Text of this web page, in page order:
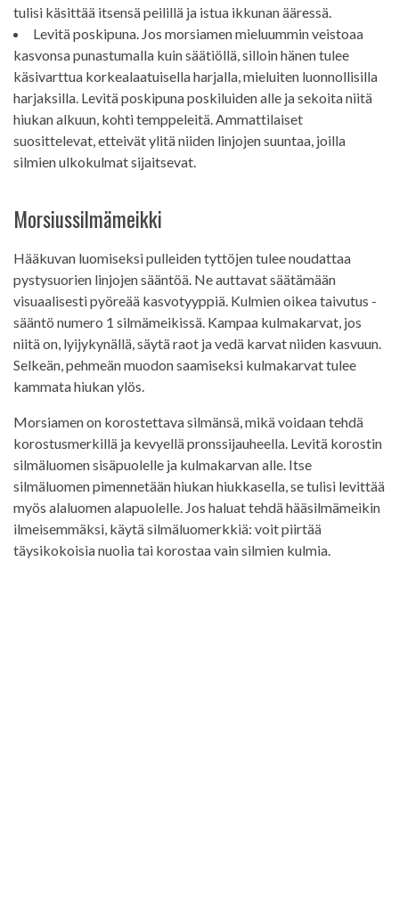
tulisi käsittää itsensä peilillä ja istua ikkunan ääressä.
Levitä poskipuna. Jos morsiamen mieluummin veistoaa
kasvonsa punastumalla kuin säätiöllä, silloin hänen tulee
käsivarttua korkealaatuisella harjalla, mieluiten luonnollisilla
harjaksilla. Levitä poskipuna poskiluiden alle ja sekoita niitä
hiukan alkuun, kohti temppeleitä. Ammattilaiset
suosittelevat, etteivät ylitä niiden linjojen suuntaa, joilla
silmien ulkokulmat sijaitsevat.
Morsiussilmämeikki
Hääkuvan luomiseksi pulleiden tyttöjen tulee noudattaa
pystysuorien linjojen sääntöä. Ne auttavat säätämään
visuaalisesti pyöreää kasvotyyppiä. Kulmien oikea taivutus -
sääntö numero 1 silmämeikissä. Kampaa kulmakarvat, jos
niitä on, lyijykynällä, säytä raot ja vedä karvat niiden kasvuun.
Selkeän, pehmeän muodon saamiseksi kulmakarvat tulee
kammata hiukan ylös.
Morsiamen on korostettava silmänsä, mikä voidaan tehdä
korostusmerkillä ja kevyellä pronssijauheella. Levitä korostin
silmäluomen sisäpuolelle ja kulmakarvan alle. Itse
silmäluomen pimennetään hiukan hiukkasella, se tulisi levittää
myös alaluomen alapuolelle. Jos haluat tehdä hääsilmämeikin
ilmeisemmäksi, käytä silmäluomerkkiä: voit piirtää
täysikokoisia nuolia tai korostaa vain silmien kulmia.